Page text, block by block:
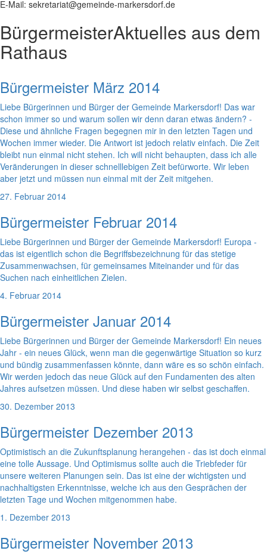
E-Mail: sekretariat@gemeinde-markersdorf.de
BürgermeisterAktuelles aus dem
Rathaus
Bürgermeister März 2014
Liebe Bürgerinnen und Bürger der Gemeinde Markersdorf! Das war
schon immer so und warum sollen wir denn daran etwas ändern? -
Diese und ähnliche Fragen begegnen mir in den letzten Tagen und
Wochen immer wieder. Die Antwort ist jedoch relativ einfach. Die Zeit
bleibt nun einmal nicht stehen. Ich will nicht behaupten, dass ich alle
Veränderungen in dieser schnelllebigen Zeit befürworte. Wir leben
aber jetzt und müssen nun einmal mit der Zeit mitgehen.
27. Februar 2014
Bürgermeister Februar 2014
Liebe Bürgerinnen und Bürger der Gemeinde Markersdorf! Europa -
das ist eigentlich schon die Begriffsbezeichnung für das stetige
Zusammenwachsen, für gemeinsames Miteinander und für das
Suchen nach einheitlichen Zielen.
4. Februar 2014
Bürgermeister Januar 2014
Liebe Bürgerinnen und Bürger der Gemeinde Markersdorf! Ein neues
Jahr - ein neues Glück, wenn man die gegenwärtige Situation so kurz
und bündig zusammenfassen könnte, dann wäre es so schön einfach.
Wir werden jedoch das neue Glück auf den Fundamenten des alten
Jahres aufsetzen müssen. Und diese haben wir selbst geschaffen.
30. Dezember 2013
Bürgermeister Dezember 2013
Optimistisch an die Zukunftsplanung herangehen - das ist doch einmal
eine tolle Aussage. Und Optimismus sollte auch die Triebfeder für
unsere weiteren Planungen sein. Das ist eine der wichtigsten und
nachhaltigsten Erkenntnisse, welche ich aus den Gesprächen der
letzten Tage und Wochen mitgenommen habe.
1. Dezember 2013
Bürgermeister November 2013